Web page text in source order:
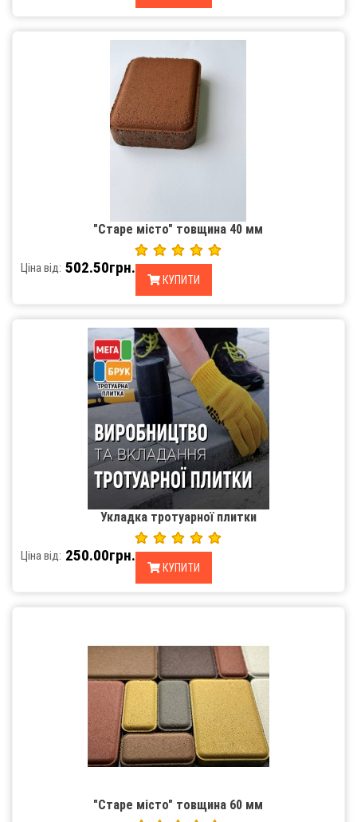
"Старе місто" товщина 40 мм
Ціна від: 502.50грн.
КУПИТИ
Укладка тротуарної плитки
Ціна від: 250.00грн.
КУПИТИ
"Старе місто" товщина 60 мм